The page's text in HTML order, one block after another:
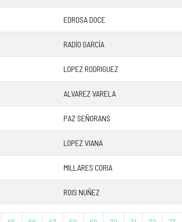
EDROSA DOCE
RADÍO GARCÍA
LOPEZ RODRIGUEZ
ALVAREZ VARELA
PAZ SEÑORANS
LOPEZ VIANA
MILLARES CORIA
ROIS NUÑEZ